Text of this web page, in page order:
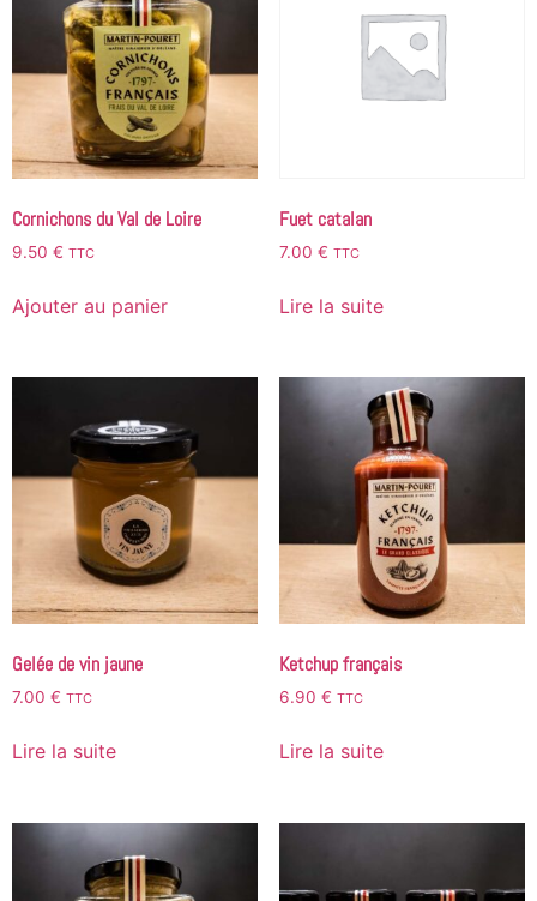
Cornichons du Val de Loire
9.50 € TTC
Ajouter au panier
Fuet catalan
7.00 € TTC
Lire la suite
Gelée de vin jaune
7.00 € TTC
Lire la suite
Ketchup français
6.90 € TTC
Lire la suite